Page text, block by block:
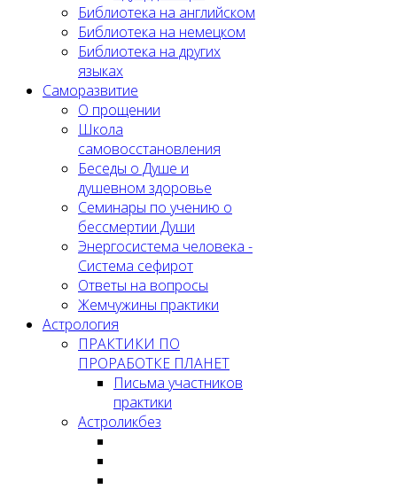
Библиотека на английском
Библиотека на немецком
Библиотека на других
языках
Саморазвитие
О прощении
Школа
самовосстановления
Беседы о Душе и
душевном здоровье
Семинары по учению о
бессмертии Души
Энергосистема человека -
Система сефирот
Ответы на вопросы
Жемчужины практики
Астрология
ПРАКТИКИ ПО
ПРОРАБОТКЕ ПЛАНЕТ
Письма участников
практики
Астроликбез